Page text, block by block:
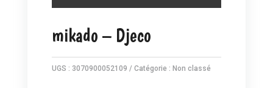
mikado – Djeco
UGS : 3070900052109 Catégorie : Non classé